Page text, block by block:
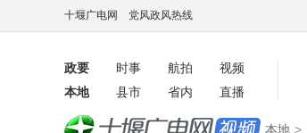
十堰广电网 党风政风热线
政要 时事 航拍
视频
本地
县市 省内 直播
本地 >